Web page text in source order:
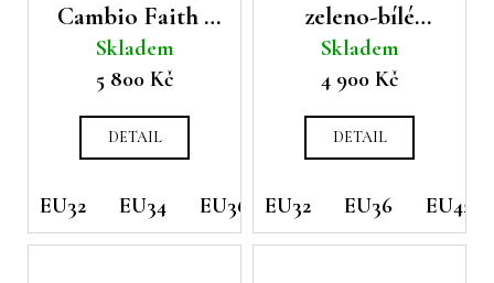
Cambio Faith s
mírně
rozšířenými
nohavicemi
Skladem
5 800 Kč
DETAIL
EU32 EU34 EU36
zeleno-bílé
kalhoty Cambio
Ranee
Skladem
4 900 Kč
DETAIL
EU32 EU36 EU42